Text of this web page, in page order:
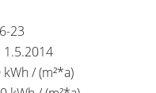
23
1.5.2014
/ (m²*a)